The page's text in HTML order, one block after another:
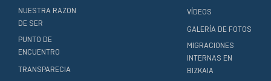
NUESTRA RAZON
DE SER
PUNTO DE
ENCUENTRO
TRANSPARECIA
VÍDEOS
GALERÍA DE FOTOS
MIGRACIONES
INTERNAS EN
BIZKAIA